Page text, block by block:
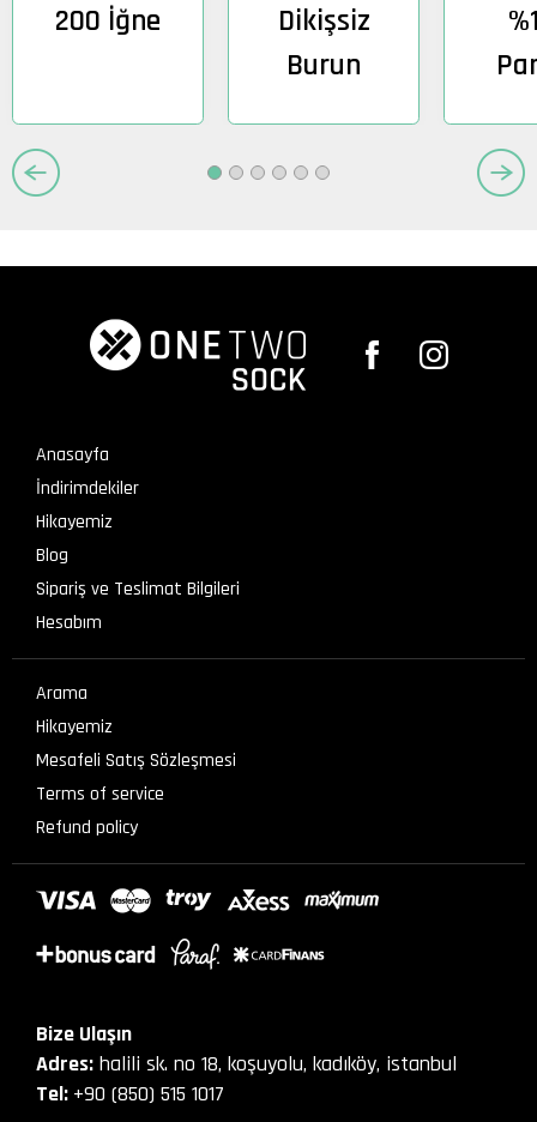
200 İğne
Dikişsiz
Burun
Anasayfa
İndirimdekiler
Hikayemiz
Blog
Sipariş ve Teslimat Bilgileri
Hesabım
Arama
Hikayemiz
Mesafeli Satış Sözleşmesi
Terms of service
Refund policy
Bize Ulaşın
Adres: halili sk. no 18, koşuyolu, kadıköy, istanbul
Tel: +90 (850) 515 1017